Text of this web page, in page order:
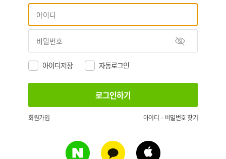
아이디저장 자동로그인
회원가입 아이디 · 비밀번호 찾기